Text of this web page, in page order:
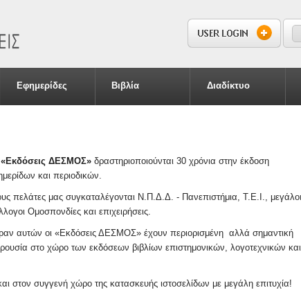
Εφημερίδες Βιβλία Διαδίκτυο
ΔΕΣΜOΣ» δραστηριοποιούνται 30 χρόνια στην έκδοση
και περιοδικών.
πελάτες μας συγκαταλέγονται Ν.Π.Δ.Δ. - Πανεπιστήμια, Τ.Ε.Ι., μεγάλοι
Ομοσπονδίες και επιχειρήσεις.
αυτών οι «Εκδόσεις ΔΕΣΜOΣ» έχουν περιορισμένη αλλά σημαντική
στο χώρο των εκδόσεων βιβλίων επιστημονικών, λογοτεχνικών και
στον συγγενή χώρο της κατασκευής ιστοσελίδων με μεγάλη επιτυχία!